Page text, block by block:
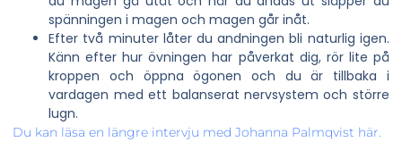
spänningen i magen och magen går inåt.
Efter två minuter låter du andningen bli naturlig igen.
Känn efter hur övningen har påverkat dig, rör lite på
kroppen och öppna ögonen och du är tillbaka i
vardagen med ett balanserat nervsystem och större
lugn.
Du kan läsa en längre intervju med Johanna Palmqvist här.